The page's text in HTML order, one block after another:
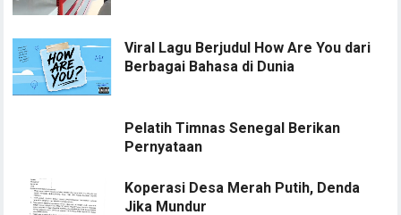
Viral Lagu Berjudul How Are You dari
Berbagai Bahasa di Dunia
Pelatih Timnas Senegal Berikan
Pernyataan
Koperasi Desa Merah Putih, Denda
Jika Mundur